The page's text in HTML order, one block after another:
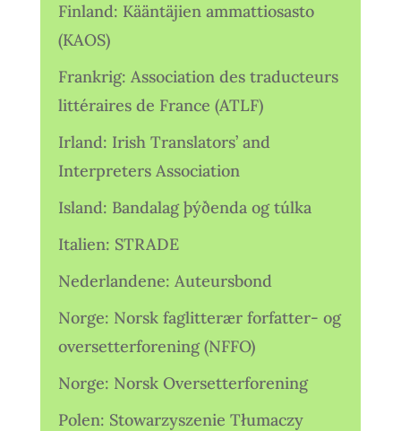
Finland: Kääntäjien ammattiosasto
(KAOS)
Frankrig: Association des traducteurs
littéraires de France (ATLF)
Irland: Irish Translators’ and
Interpreters Association
Island: Bandalag þýðenda og túlka
Italien: STRADE
Nederlandene: Auteursbond
Norge: Norsk faglitterær forfatter- og
oversetterforening (NFFO)
Norge: Norsk Oversetterforening
Polen: Stowarzyszenie Tłumaczy